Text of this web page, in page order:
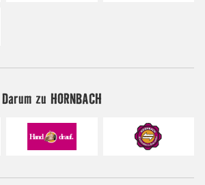
Darum zu HORNBACH